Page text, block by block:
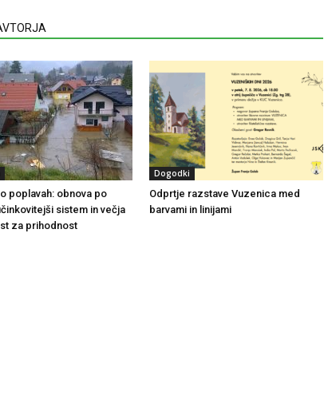
poplavah: obnova po
sistem in večja
za prihodnost
Dogodki
Odprtje razstave Vuzenica med
barvami in linijami